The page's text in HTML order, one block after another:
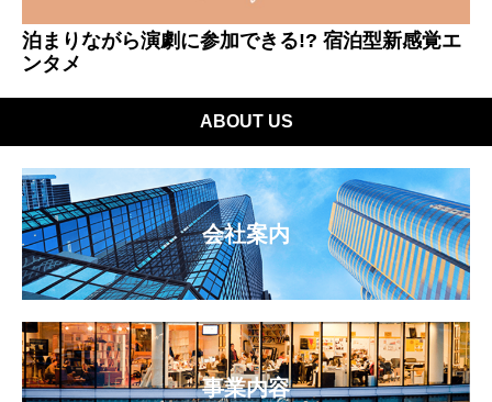
泊まりながら演劇に参加できる!? 宿泊型新感覚エ
ンタメ
ABOUT US
会社案内
事業内容